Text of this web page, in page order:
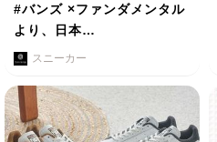
#バンズ ×ファンダメンタル
より、日本…
スニーカー